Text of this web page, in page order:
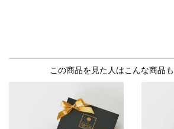
この商品を見た人はこんな商品